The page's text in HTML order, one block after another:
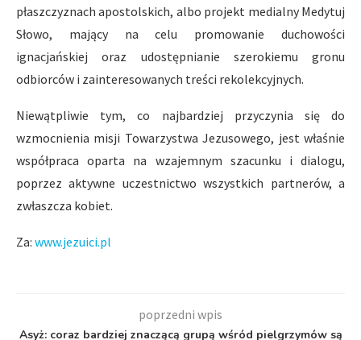
płaszczyznach apostolskich, albo projekt medialny Medytuj
Słowo, mający na celu promowanie duchowości
ignacjańskiej oraz udostępnianie szerokiemu gronu
odbiorców i zainteresowanych treści rekolekcyjnych.
Niewątpliwie tym, co najbardziej przyczynia się do
wzmocnienia misji Towarzystwa Jezusowego, jest właśnie
współpraca oparta na wzajemnym szacunku i dialogu,
poprzez aktywne uczestnictwo wszystkich partnerów, a
zwłaszcza kobiet.
Za: www.jezuici.pl
poprzedni wpis
Asyż: coraz bardziej znaczącą grupą wśród pielgrzymów są